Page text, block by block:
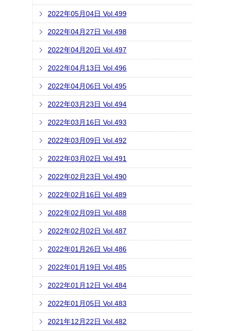
2022年05月04日 Vol.499
2022年04月27日 Vol.498
2022年04月20日 Vol.497
2022年04月13日 Vol.496
2022年04月06日 Vol.495
2022年03月23日 Vol.494
2022年03月16日 Vol.493
2022年03月09日 Vol.492
2022年03月02日 Vol.491
2022年02月23日 Vol.490
2022年02月16日 Vol.489
2022年02月09日 Vol.488
2022年02月02日 Vol.487
2022年01月26日 Vol.486
2022年01月19日 Vol.485
2022年01月12日 Vol.484
2022年01月05日 Vol.483
2021年12月22日 Vol.482